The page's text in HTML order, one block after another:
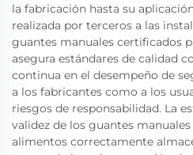
la fabricación hasta su
realizada por terceros a las
guantes manuales certificados
asegura estándares de calidad
continua en el desempeño de
a los fabricantes como a los
riesgos de responsabilidad. La
validez de los guantes
alimentos correctamente